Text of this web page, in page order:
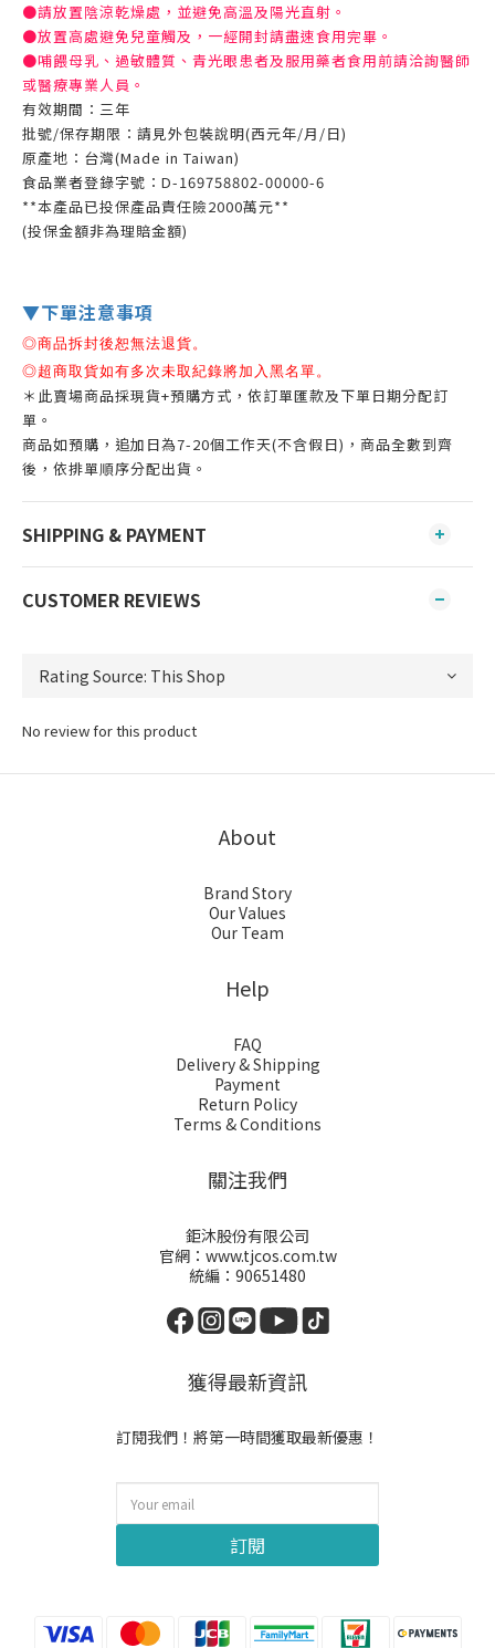
●請放置陰涼乾燥處，並避免高溫及陽光直射。
●放置高處避免兒童觸及，一經開封請盡速食用完畢。
●哺餵母乳、過敏體質、青光眼患者及服用藥者食用前請洽詢醫師
或醫療專業人員。
有效期間：三年
批號/保存期限：請見外包裝說明(西元年/月/日)
原產地：台灣(Made in Taiwan)
食品業者登錄字號：D-169758802-00000-6
**本產品已投保產品責任險2000萬元**
(投保金額非為理賠金額)
▼下單注意事項
◎商品拆封後恕無法退貨。
◎超商取貨如有多次未取紀錄將加入黑名單。
＊此賣場商品採現貨+預購方式，依訂單匯款及下單日期分配訂
單。
商品如預購，追加日為7-20個工作天(不含假日)，商品全數到齊
後，依排單順序分配出貨。
SHIPPING & PAYMENT
CUSTOMER REVIEWS
No review for this product
About
Brand Story
Our Values
Our Team
Help
FAQ
Delivery & Shipping
Payment
Return Policy
Terms & Conditions
關注我們
鉅沐股份有限公司
官網：www.tjcos.com.tw
統編：90651480
獲得最新資訊
訂閱我們！將第一時間獲取最新優惠！
訂閱